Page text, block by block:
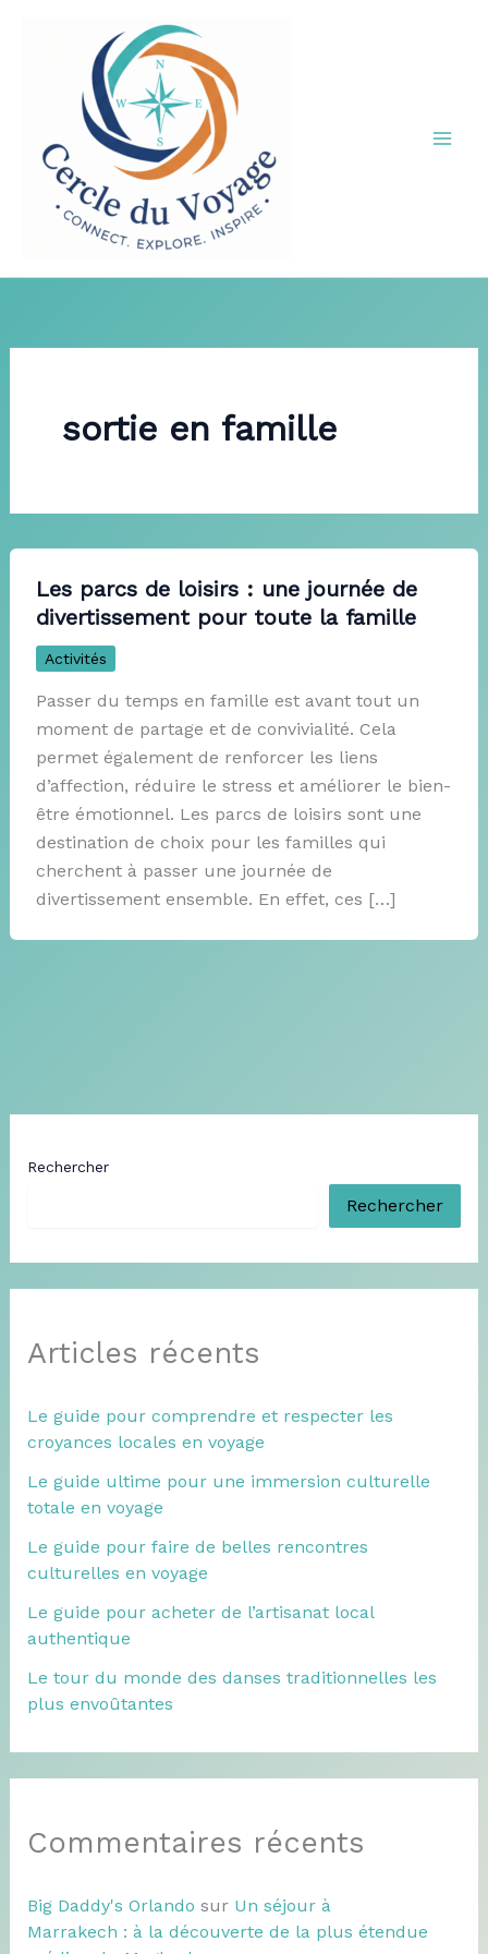
sortie en famille
Les parcs de loisirs : une journée de
divertissement pour toute la famille
Activités
Passer du temps en famille est avant tout un
moment de partage et de convivialité. Cela
permet également de renforcer les liens
d’affection, réduire le stress et améliorer le bien-
être émotionnel. Les parcs de loisirs sont une
destination de choix pour les familles qui
cherchent à passer une journée de
divertissement ensemble. En effet, ces […]
Rechercher
Rechercher
Articles récents
Le guide pour comprendre et respecter les
croyances locales en voyage
Le guide ultime pour une immersion culturelle
totale en voyage
Le guide pour faire de belles rencontres
culturelles en voyage
Le guide pour acheter de l’artisanat local
authentique
Le tour du monde des danses traditionnelles les
plus envoûtantes
Commentaires récents
Big Daddy's Orlando sur Un séjour à
Marrakech : à la découverte de la plus étendue